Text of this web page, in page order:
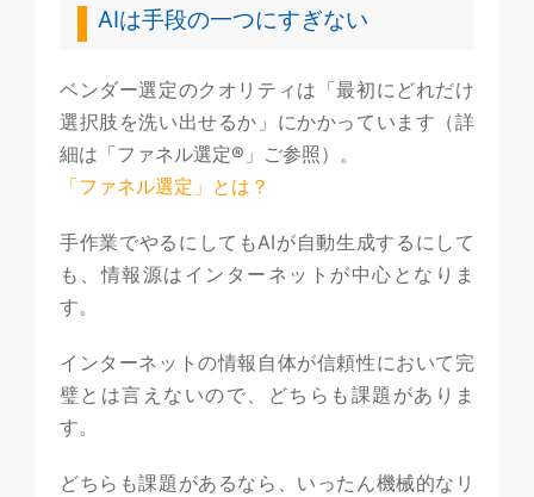
AIは手段の一つにすぎない
ベンダー選定のクオリティは「最初にどれだけ
選択肢を洗い出せるか」にかかっています（詳
細は「ファネル選定®」ご参照）。
「ファネル選定」とは？
手作業でやるにしてもAIが自動生成するにして
も、情報源はインターネットが中心となりま
す。
インターネットの情報自体が信頼性において完
璧とは言えないので、どちらも課題がありま
す。
どちらも課題があるなら、いったん機械的なリ